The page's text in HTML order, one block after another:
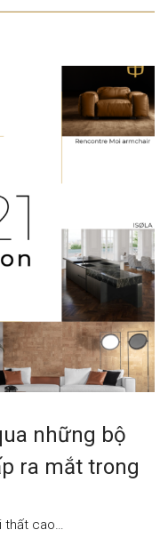
những bộ
ra mắt trong
thất cao…